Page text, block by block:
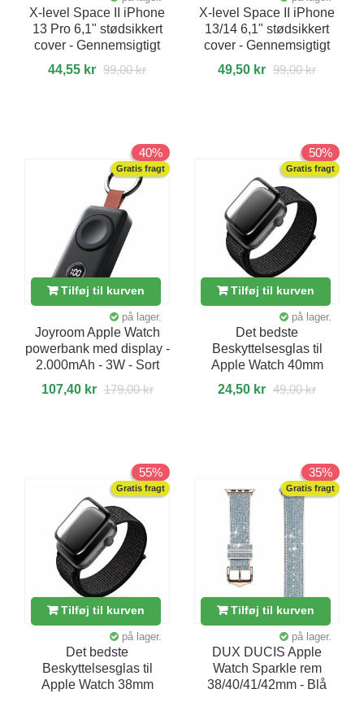
X-level Space II iPhone
13 Pro 6,1" stødsikkert
cover - Gennemsigtigt
44,55 kr 99,00 kr
X-level Space II iPhone
13/14 6,1" stødsikkert
cover - Gennemsigtigt
49,50 kr 99,00 kr
40%
Gratis fragt
Tilføj til kurven
på lager.
Joyroom Apple Watch
powerbank med display -
2.000mAh - 3W - Sort
107,40 kr 179,00 kr
50%
Gratis fragt
Tilføj til kurven
på lager.
Det bedste
Beskyttelsesglas til
Apple Watch 40mm
24,50 kr 49,00 kr
55%
Gratis fragt
Tilføj til kurven
på lager.
Det bedste
Beskyttelsesglas til
Apple Watch 38mm
35%
Gratis fragt
Tilføj til kurven
på lager.
DUX DUCIS Apple
Watch Sparkle rem
38/40/41/42mm - Blå